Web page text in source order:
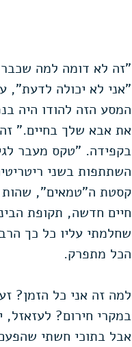
"זה לא דומה למה
"אני לא יכולה לדעת",
המסע הזה להודו היה
את אבא שלך בחיים."
השתתפות בשני
קסטת ה"טמאים", שהות
חיים חדשה, תקופת
שחלמתי עליו כל כך
הכל מתפרק.
למה זה אני כל הזמן?
במקרי חירום?
אבל בתוכי חשתי